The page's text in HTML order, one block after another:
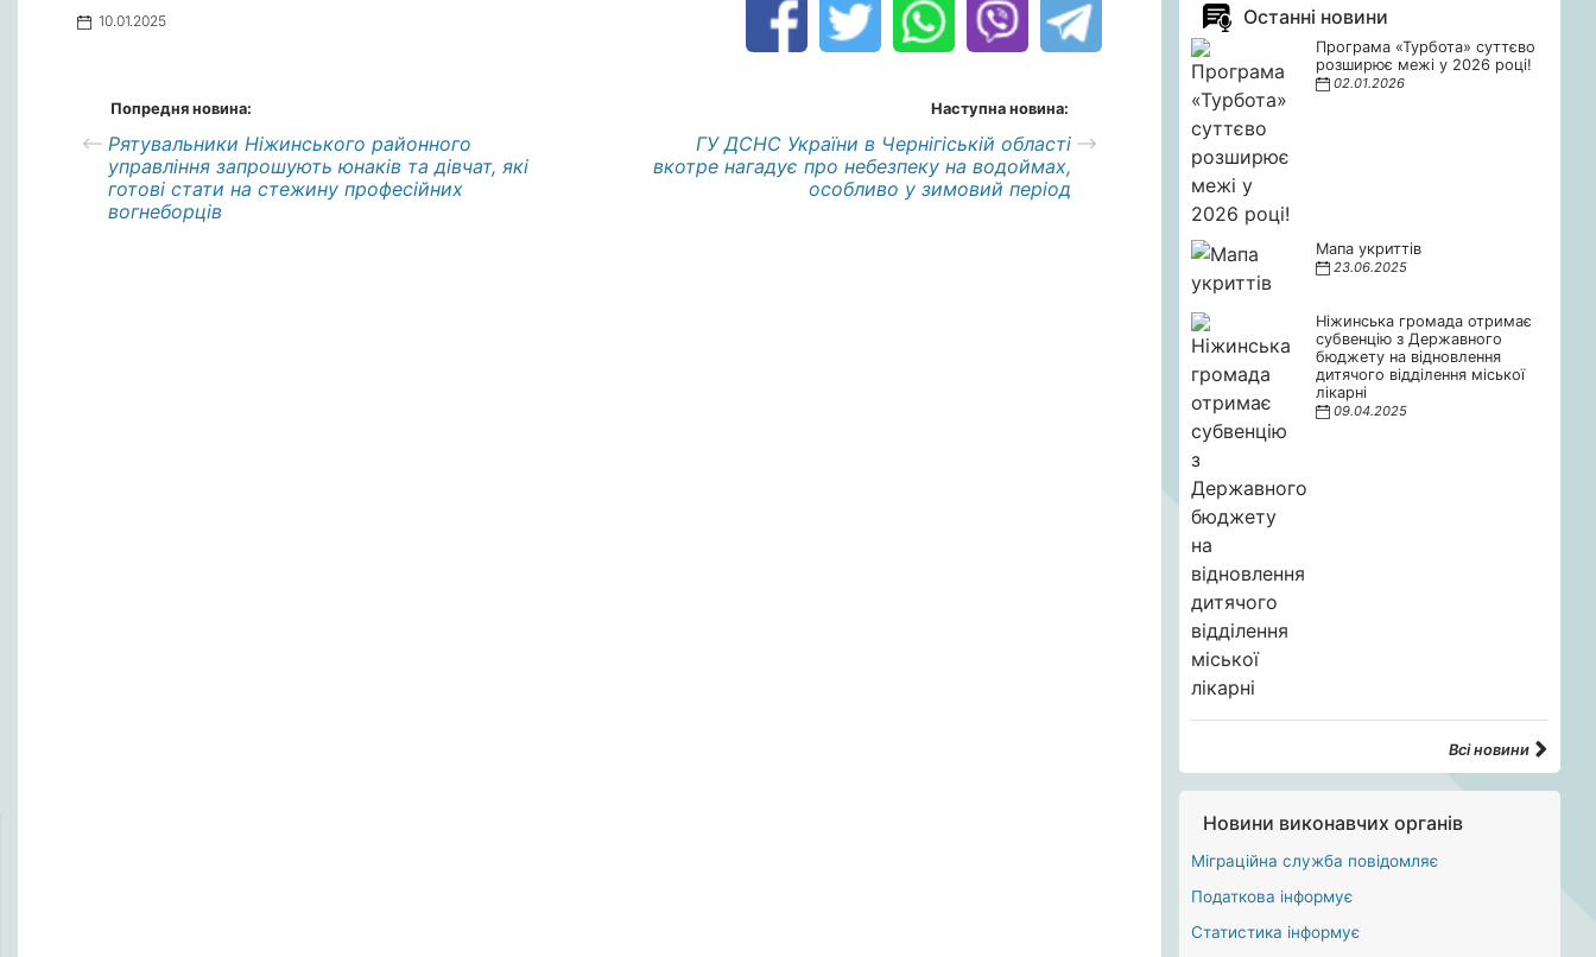
10.01.2025
Попредня новина:
Рятувальники Ніжинського районного
управління запрошують юнаків та дівчат, які
готові стати на стежину професійних
вогнеборців
Наступна новина:
ГУ ДСНС України в Чернігіській області
вкотре нагадує про небезпеку на водоймах,
особливо у зимовий період
Останні новини
Програма «Турбота» суттєво
розширює межі у 2026 році!
02.01.2026
Мапа укриттів
23.06.2025
Ніжинська громада отримає
субвенцію з Державного
бюджету на відновлення
дитячого відділення міської
лікарні
09.04.2025
Всі новини
Новини виконавчих органів
Міграційна служба повідомляє
Податкова інформує
Статистика інформує